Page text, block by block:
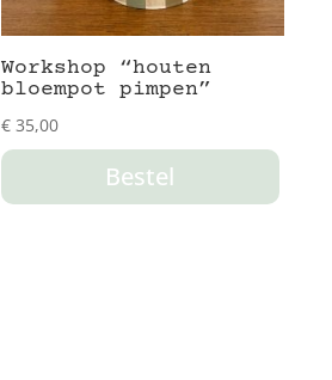
Workshop “houten
bloempot pimpen”
€ 35,00
Bestel